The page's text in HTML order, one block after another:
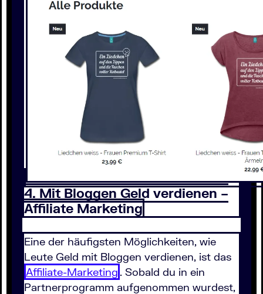
4. Mit Bloggen Geld verdienen –
Affiliate Marketing
Eine der häufigsten Möglichkeiten, wie
Leute Geld mit Bloggen verdienen, ist das
Affiliate-Marketing . Sobald du in ein
Partnerprogramm aufgenommen wurdest,